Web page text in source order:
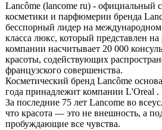
Lancôme (lancome ru) - официальный
косметики и парфюмерии бренда
бесспорный лидер на
класса люкс, который представлен
компании насчитывает 20 000
красоты, содействующих
французского совершенства.
Косметический бренд Lancôme
года принадлежит компании L'Oreal .
За последние 75 лет Lancome во
что красота — это не внешность, а
пробуждающие все чувства.